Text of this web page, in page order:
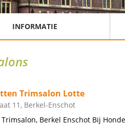
INFORMATIE
Trimsalon Lotte
11, Berkel-Enschot
Berkel Enschot Bij